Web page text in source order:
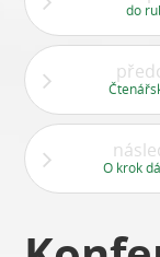
do
O krok